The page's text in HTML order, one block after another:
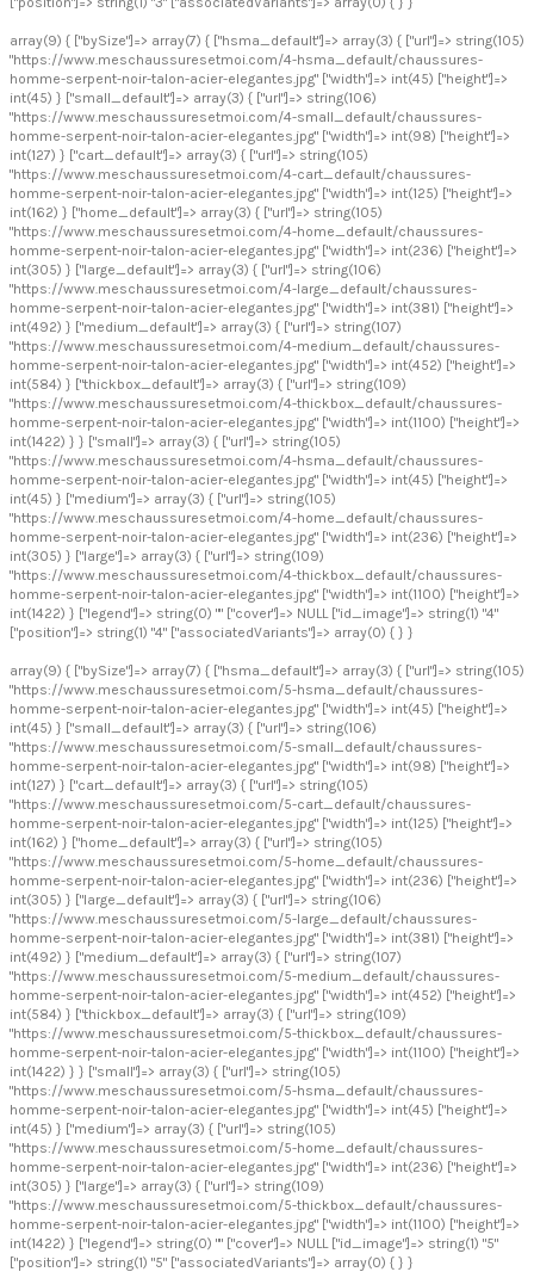
array(9) { ["bySize"]=> array(7) { ["hsma_default"]=> array(3) { ["url"]=> string(105)
"https://www.meschaussuresetmoi.com/4-hsma_default/chaussures-
homme-serpent-noir-talon-acier-elegantes.jpg" ["width"]=> int(45) ["height"]=>
int(45) } ["small_default"]=> array(3) { ["url"]=> string(106)
"https://www.meschaussuresetmoi.com/4-small_default/chaussures-
homme-serpent-noir-talon-acier-elegantes.jpg" ["width"]=> int(98) ["height"]=>
int(127) } ["cart_default"]=> array(3) { ["url"]=> string(105)
"https://www.meschaussuresetmoi.com/4-cart_default/chaussures-
homme-serpent-noir-talon-acier-elegantes.jpg" ["width"]=> int(125) ["height"]=>
int(162) } ["home_default"]=> array(3) { ["url"]=> string(105)
"https://www.meschaussuresetmoi.com/4-home_default/chaussures-
homme-serpent-noir-talon-acier-elegantes.jpg" ["width"]=> int(236) ["height"]=>
int(305) } ["large_default"]=> array(3) { ["url"]=> string(106)
"https://www.meschaussuresetmoi.com/4-large_default/chaussures-
homme-serpent-noir-talon-acier-elegantes.jpg" ["width"]=> int(381) ["height"]=>
int(492) } ["medium_default"]=> array(3) { ["url"]=> string(107)
"https://www.meschaussuresetmoi.com/4-medium_default/chaussures-
homme-serpent-noir-talon-acier-elegantes.jpg" ["width"]=> int(452) ["height"]=>
int(584) } ["thickbox_default"]=> array(3) { ["url"]=> string(109)
"https://www.meschaussuresetmoi.com/4-thickbox_default/chaussures-
homme-serpent-noir-talon-acier-elegantes.jpg" ["width"]=> int(1100) ["height"]=>
int(1422) } } ["small"]=> array(3) { ["url"]=> string(105)
"https://www.meschaussuresetmoi.com/4-hsma_default/chaussures-
homme-serpent-noir-talon-acier-elegantes.jpg" ["width"]=> int(45) ["height"]=>
int(45) } ["medium"]=> array(3) { ["url"]=> string(105)
"https://www.meschaussuresetmoi.com/4-home_default/chaussures-
homme-serpent-noir-talon-acier-elegantes.jpg" ["width"]=> int(236) ["height"]=>
int(305) } ["large"]=> array(3) { ["url"]=> string(109)
"https://www.meschaussuresetmoi.com/4-thickbox_default/chaussures-
homme-serpent-noir-talon-acier-elegantes.jpg" ["width"]=> int(1100) ["height"]=>
int(1422) } ["legend"]=> string(0) "" ["cover"]=> NULL ["id_image"]=> string(1) "4"
["position"]=> string(1) "4" ["associatedVariants"]=> array(0) { } }
array(9) { ["bySize"]=> array(7) { ["hsma_default"]=> array(3) { ["url"]=> string(105)
"https://www.meschaussuresetmoi.com/5-hsma_default/chaussures-
homme-serpent-noir-talon-acier-elegantes.jpg" ["width"]=> int(45) ["height"]=>
int(45) } ["small_default"]=> array(3) { ["url"]=> string(106)
"https://www.meschaussuresetmoi.com/5-small_default/chaussures-
homme-serpent-noir-talon-acier-elegantes.jpg" ["width"]=> int(98) ["height"]=>
int(127) } ["cart_default"]=> array(3) { ["url"]=> string(105)
"https://www.meschaussuresetmoi.com/5-cart_default/chaussures-
homme-serpent-noir-talon-acier-elegantes.jpg" ["width"]=> int(125) ["height"]=>
int(162) } ["home_default"]=> array(3) { ["url"]=> string(105)
"https://www.meschaussuresetmoi.com/5-home_default/chaussures-
homme-serpent-noir-talon-acier-elegantes.jpg" ["width"]=> int(236) ["height"]=>
int(305) } ["large_default"]=> array(3) { ["url"]=> string(106)
"https://www.meschaussuresetmoi.com/5-large_default/chaussures-
homme-serpent-noir-talon-acier-elegantes.jpg" ["width"]=> int(381) ["height"]=>
int(492) } ["medium_default"]=> array(3) { ["url"]=> string(107)
"https://www.meschaussuresetmoi.com/5-medium_default/chaussures-
homme-serpent-noir-talon-acier-elegantes.jpg" ["width"]=> int(452) ["height"]=>
int(584) } ["thickbox_default"]=> array(3) { ["url"]=> string(109)
"https://www.meschaussuresetmoi.com/5-thickbox_default/chaussures-
homme-serpent-noir-talon-acier-elegantes.jpg" ["width"]=> int(1100) ["height"]=>
int(1422) } } ["small"]=> array(3) { ["url"]=> string(105)
"https://www.meschaussuresetmoi.com/5-hsma_default/chaussures-
homme-serpent-noir-talon-acier-elegantes.jpg" ["width"]=> int(45) ["height"]=>
int(45) } ["medium"]=> array(3) { ["url"]=> string(105)
"https://www.meschaussuresetmoi.com/5-home_default/chaussures-
homme-serpent-noir-talon-acier-elegantes.jpg" ["width"]=> int(236) ["height"]=>
int(305) } ["large"]=> array(3) { ["url"]=> string(109)
"https://www.meschaussuresetmoi.com/5-thickbox_default/chaussures-
homme-serpent-noir-talon-acier-elegantes.jpg" ["width"]=> int(1100) ["height"]=>
int(1422) } ["legend"]=> string(0) "" ["cover"]=> NULL ["id_image"]=> string(1) "5"
["position"]=> string(1) "5" ["associatedVariants"]=> array(0) { } }